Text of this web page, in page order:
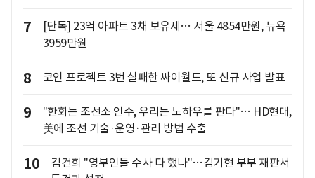
7
[단독] 23억 아파트 3채 보유세… 서울 4854만원, 뉴욕
3959만원
8 코인 프로젝트 3번 실패한 싸이월드, 또 신규 사업 발표
9
"한화는 조선소 인수, 우리는 노하우를 판다"… HD현대,
美에 조선 기술·운영·관리 방법 수출
10
김건희 "영부인들 수사 다 했나"…김기현 부부 재판서